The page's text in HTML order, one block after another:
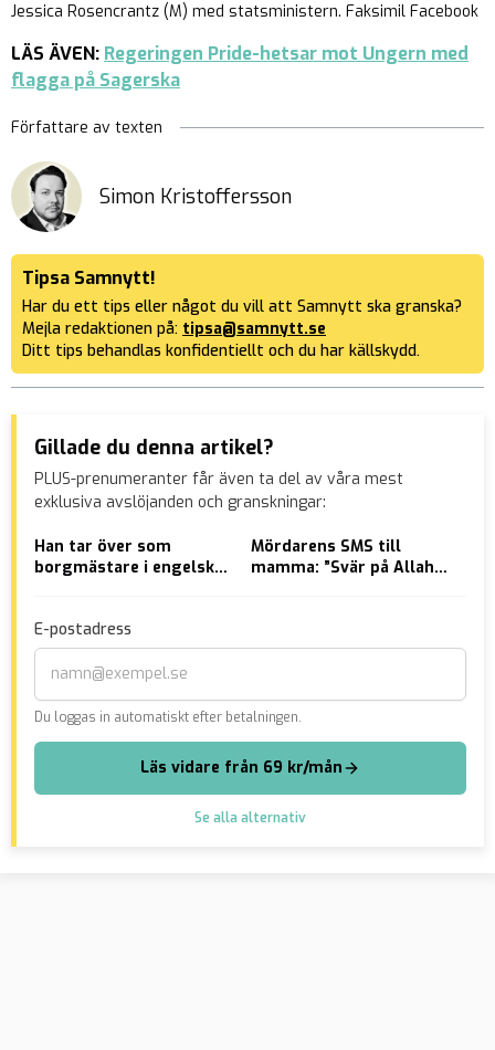
Jessica Rosencrantz (M) med statsministern. Faksimil Facebook
LÄS ÄVEN: Regeringen Pride-hetsar mot Ungern med
flagga på Sagerska
Författare av texten
Simon Kristoffersson
Tipsa Samnytt!
Har du ett tips eller något du vill att Samnytt ska granska?
Mejla redaktionen på: tipsa@samnytt.se
Ditt tips behandlas konfidentiellt och du har källskydd.
Gillade du denna artikel?
PLUS-prenumeranter får även ta del av våra mest
exklusiva avslöjanden och granskningar:
Han tar över som
borgmästare i engelsk
Mördarens SMS till
mamma: ”Svär på Allah”
E-postadress
Du loggas in automatiskt efter betalningen.
Läs vidare från 69 kr/mån
Se alla alternativ